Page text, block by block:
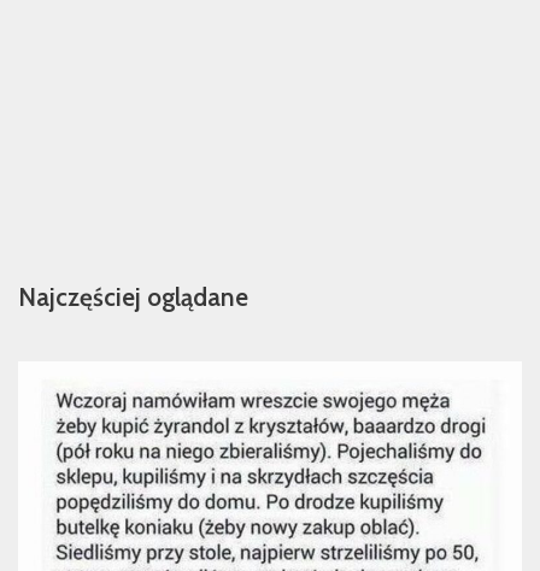
Najczęściej oglądane